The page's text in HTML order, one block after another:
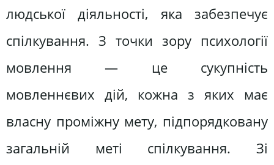
людської діяльності, яка забезпечує
спілкування. З точки зору психології
мовлення — це сукупність
мовленнєвих дій, кожна з яких має
власну проміжну мету, підпорядковану
загальній меті спілкування. Зі